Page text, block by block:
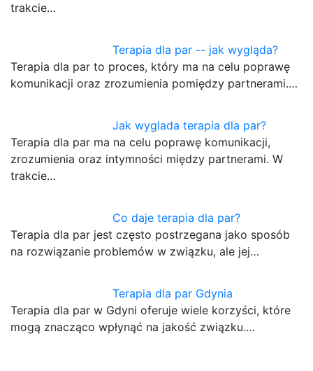
trakcie…
Terapia dla par -- jak wygląda?
Terapia dla par to proces, który ma na celu poprawę
komunikacji oraz zrozumienia pomiędzy partnerami.…
Jak wyglada terapia dla par?
Terapia dla par ma na celu poprawę komunikacji,
zrozumienia oraz intymności między partnerami. W
trakcie…
Co daje terapia dla par?
Terapia dla par jest często postrzegana jako sposób
na rozwiązanie problemów w związku, ale jej…
Terapia dla par Gdynia
Terapia dla par w Gdyni oferuje wiele korzyści, które
mogą znacząco wpłynąć na jakość związku.…